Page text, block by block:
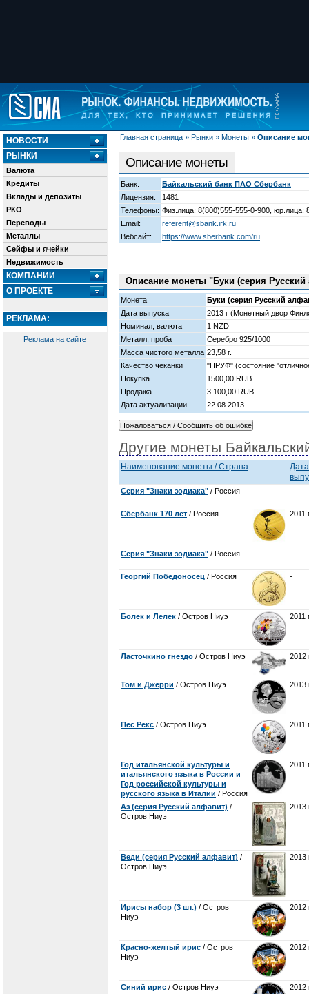
Главная страница » Рынки » Монеты » Описание
НОВОСТИ
РЫНКИ
Валюта
Кредиты
Вклады и депозиты
РКО
Переводы
Металлы
Сейфы и ячейки
Недвижимость
КОМПАНИИ
О ПРОЕКТЕ
РЕКЛАМА:
Реклама на сайте
Описание монеты
Банк:
Байкальский банк ПАО Сбербанк
Лицензия:
1481
Телефоны: Физ.лица: 8(800)555-555-0-900, юр.лица:
Email:
referent@sbank.irk.ru
Вебсайт:
https://www.sberbank.com/ru
Описание монеты "Буки (серия Русский
Монета
Буки (серия Русский
Дата выпуска
2013 г (Монетный двор
Номинал, валюта
1 NZD
Металл, проба
Серебро 925/1000
Масса чистого металла 23,58 г.
Качество чеканки
"ПРУФ" (состояние
Покупка
1500,00 RUB
Продажа
3 100,00 RUB
Дата актуализации
22.08.2013
Другие монеты
Наименование монеты / Страна
Дата
Серия "Знаки зодиака" / Россия -
Сбербанк 170 лет / Россия 2011
Серия "Знаки зодиака" / Россия -
Георгий Победоносец / Россия -
Болек и Лелек / Остров Ниуэ 2011
Ласточкино гнездо / Остров Ниуэ 2012
Том и Джерри / Остров Ниуэ 2013
Пес Рекс / Остров Ниуэ 2011
Год итальянской культуры и
итальянского языка в России и
Год российской культуры и
русского языка в Италии / Россия
2011
Аз (серия Русский алфавит) /
Остров Ниуэ
2013
Веди (серия Русский алфавит) /
Остров Ниуэ
2013
Ирисы набор (3 шт.) / Остров
Ниуэ
2012
Красно-желтый ирис / Остров
Ниуэ
2012
Синий ирис / Остров Ниуэ 2012